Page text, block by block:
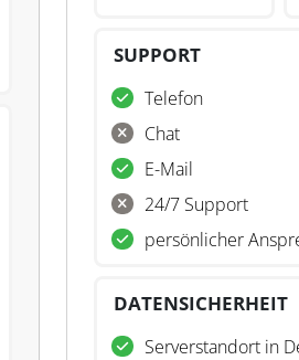
SUPPORT
Telefon
Chat
E-Mail
24/7 Support
persönlicher
DATENSICHERHEIT
Serverstandort in